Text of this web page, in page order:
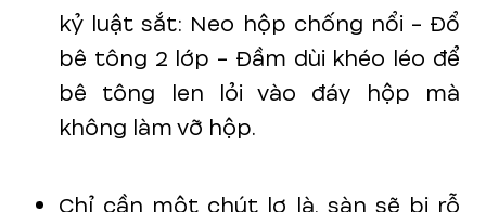
kỷ luật sắt: Neo hộp chống nổi - Đổ
bê tông 2 lớp - Đầm dùi khéo léo để
bê tông len lỏi vào đáy hộp mà
không làm vỡ hộp.